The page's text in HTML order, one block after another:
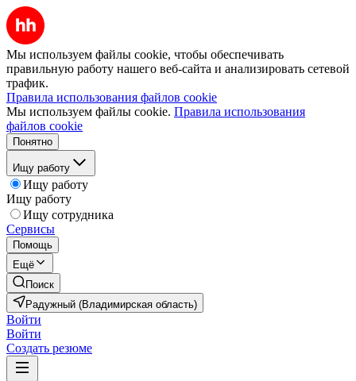
Мы используем файлы cookie, чтобы обеспечивать
правильную работу нашего веб-сайта и анализировать сетевой
трафик.
Правила использования файлов cookie
Мы используем файлы cookie. Правила использования
файлов cookie
Понятно
Ищу работу
Ищу работу
Ищу работу
Ищу сотрудника
Сервисы
Помощь
Ещё
Поиск
Радужный (Владимирская область)
Войти
Войти
Создать резюме